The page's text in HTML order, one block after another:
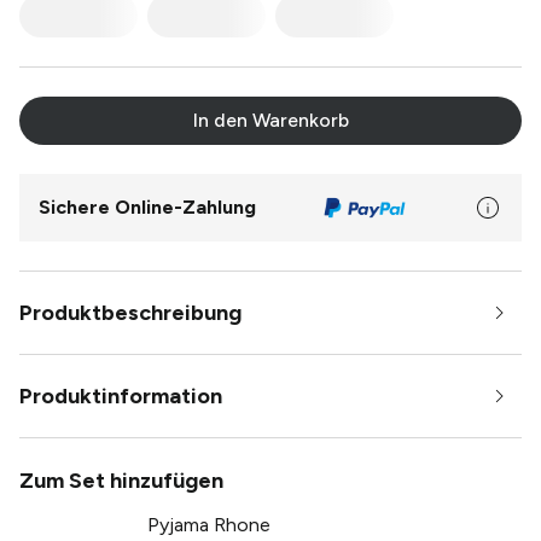
In den Warenkorb
Sichere Online-Zahlung
Produktbeschreibung
Produktinformation
Zum Set hinzufügen
Pyjama Rhone